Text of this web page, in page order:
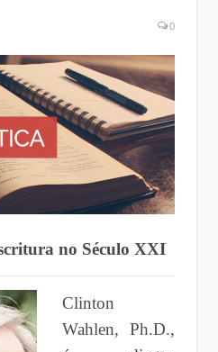
0
no Século XXI
Clinton
Wahlen, Ph.D.,